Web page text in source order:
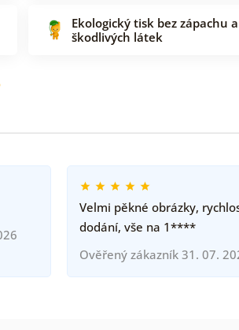
Ekologický tisk bez zápachu a
škodlivých látek
Velmi pěkné obrázky,
dodání, vše na 1****
Ověřený zákazník 31. 07.